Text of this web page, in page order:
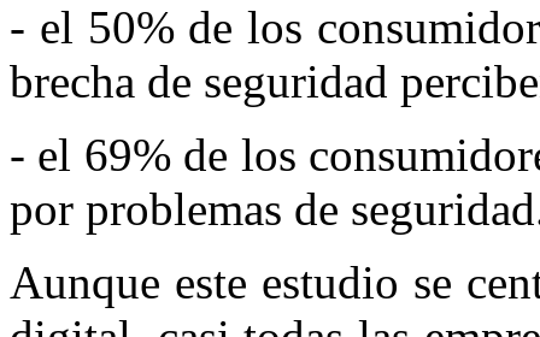
- el 50% de los
brecha de seguridad
- el 69% de los
por problemas de
Aunque este estudio se